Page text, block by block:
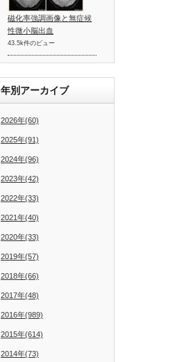
磁化率強調画像と無症候
性微小脳出血
43.5k件のビュー
年別アーカイブ
2026年(60)
2025年(91)
2024年(96)
2023年(42)
2022年(33)
2021年(40)
2020年(33)
2019年(57)
2018年(66)
2017年(48)
2016年(989)
2015年(614)
2014年(73)